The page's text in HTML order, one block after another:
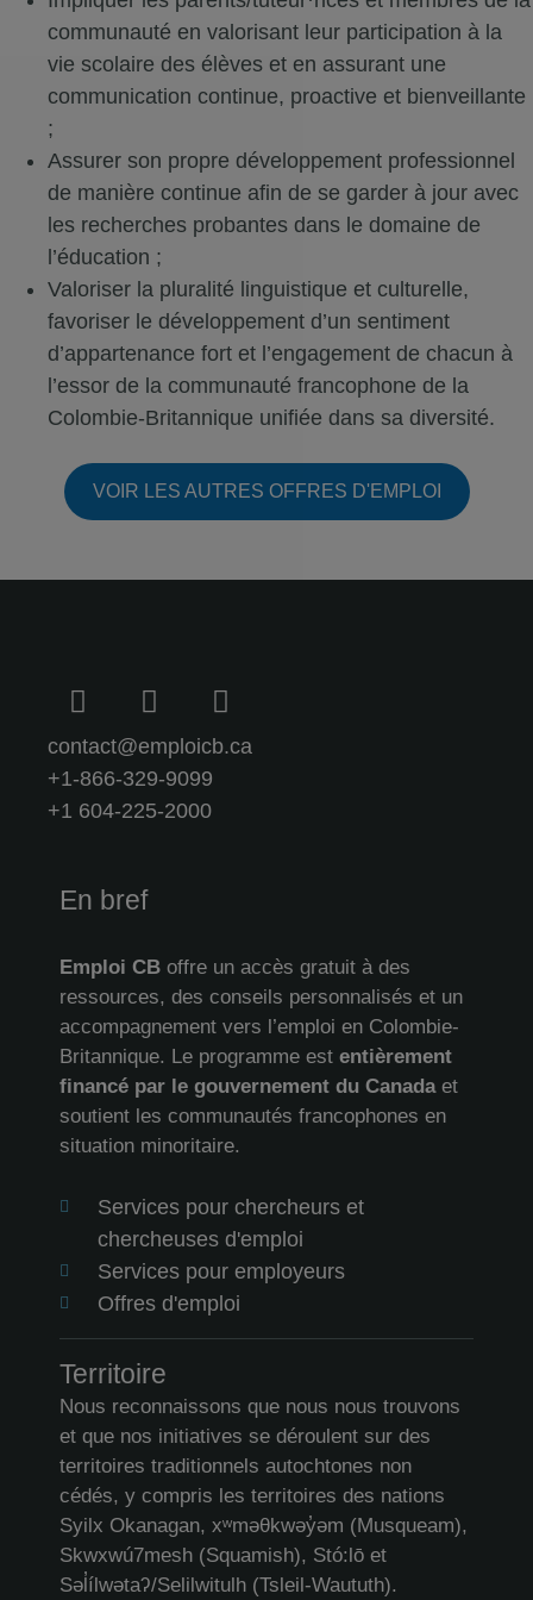
communauté en valorisant leur participation à la
vie scolaire des élèves et en assurant une
communication continue, proactive et bienveillante
;
Assurer son propre développement professionnel
de manière continue afin de se garder à jour avec
les recherches probantes dans le domaine de
l’éducation ;
Valoriser la pluralité linguistique et culturelle,
favoriser le développement d’un sentiment
d’appartenance fort et l’engagement de chacun à
l’essor de la communauté francophone de la
Colombie-Britannique unifiée dans sa diversité.
VOIR LES AUTRES OFFRES D'EMPLOI
contact@emploicb.ca
+1-866-329-9099
+1 604-225-2000
En bref
Emploi CB offre un accès gratuit à des
ressources, des conseils personnalisés et un
accompagnement vers l’emploi en Colombie-
Britannique. Le programme est entièrement
financé par le gouvernement du Canadaet
soutient les communautés francophones en
situation minoritaire.
Services pour chercheurs et
chercheuses d'emploi
Services pour employeurs
Offres d'emploi
Territoire
Nous reconnaissons que nous nous trouvons
et que nos initiatives se déroulent sur des
territoires traditionnels autochtones non
cédés, y compris les territoires des nations
Syilx Okanagan, xʷməθkwəy̓əm (Musqueam),
Skwxwú7mesh (Squamish), Stó:lō et
Səl̓ílwətaʔ/Selilwitulh (Tsleil-Waututh).